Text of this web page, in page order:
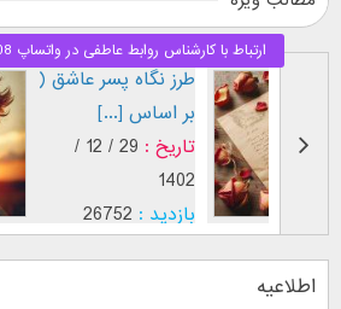
طرز نگاه پسر عاشق (
بر اساس [...]
تاریخ :
29 / 12 /
1402
بازدید : 26752
اطلاعیه